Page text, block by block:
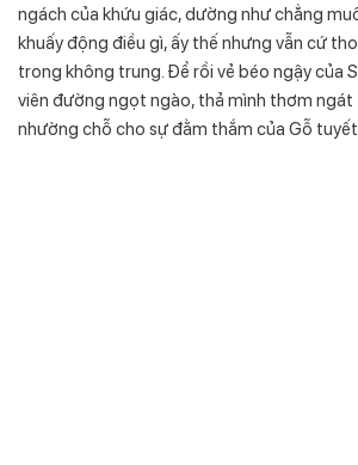
ngách của khứu giác, dường như chẳng
khuấy động điều gì, ấy thế nhưng vẫn cứ
trong không trung. Để rồi vẻ béo ngậy của
viên đường ngọt ngào, thả mình thơm ngát
nhường chỗ cho sự đằm thắm của Gỗ